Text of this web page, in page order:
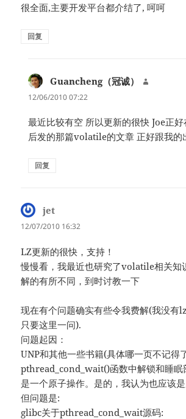
很全面,主要开发平台都介结了, 呵呵
回复
Guancheng（冠诚）
12/06/2010 07:22
最近比较有空 所以更新的很快 Joe正
后发的那篇volatile的文章 正好跟我的
回复
jet
道：
12/07/2010 16:32
LZ更新的很快，支持！
慢慢看，我最近也研究了volatile相关知
解的有所不同，到时讨教一下
现在有个问题确实有些令我费解(我没有
只要这里一问).
问题起因：
UNP和其他一些书籍(具体哪一页不记得
pthread_cond_wait()函数中解锁和睡眠
是一个原子操作。是的，我认为也应该是
但问题是:
glibc关于pthread_cond_wait源码: